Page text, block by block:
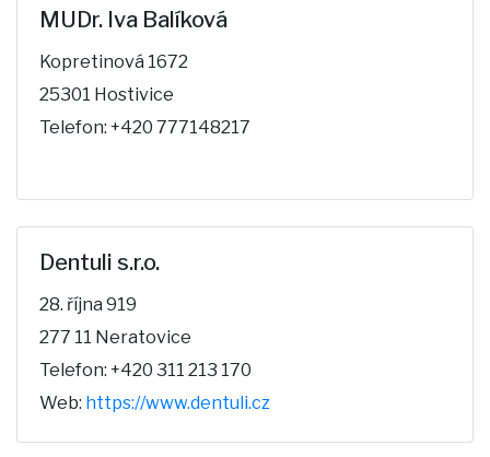
MUDr. Iva Balíková
Kopretinová 1672
25301 Hostivice
Telefon: +420 777148217
Dentuli s.r.o.
28. října 919
277 11 Neratovice
Telefon: +420 311 213 170
Web: https://www.dentuli.cz